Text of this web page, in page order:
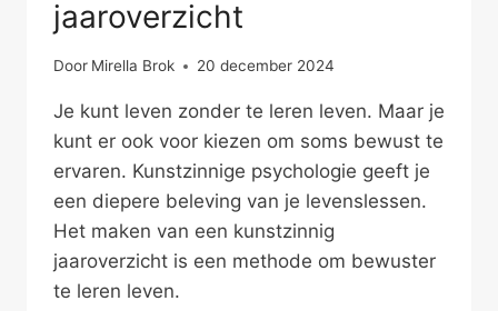
jaaroverzicht
Door Mirella Brok 20 december 2024
Je kunt leven zonder te leren leven. Maar je
kunt er ook voor kiezen om soms bewust te
ervaren. Kunstzinnige psychologie geeft je
een diepere beleving van je levenslessen.
Het maken van een kunstzinnig
jaaroverzicht is een methode om bewuster
te leren leven.